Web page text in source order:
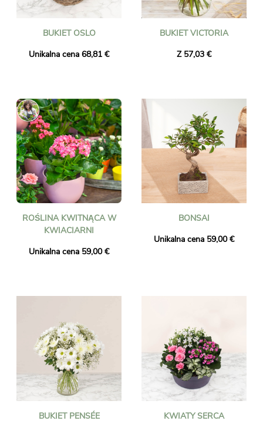
BUKIET OSLO
Unikalna cena 68,81 €
BUKIET VICTORIA
Z 57,03 €
ROŚLINA KWITNĄCA W
KWIACIARNI
Unikalna cena 59,00 €
BONSAI
Unikalna cena 59,00 €
BUKIET PENSÉE KWIATY SERCA